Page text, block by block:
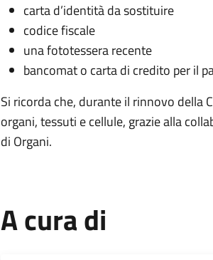
carta d’identità da sostituire
codice fiscale
una fototessera recente
bancomat o carta di credito per il
Si ricorda che, durante il rinnovo della
organi, tessuti e cellule, grazie alla
di Organi.
A cura di